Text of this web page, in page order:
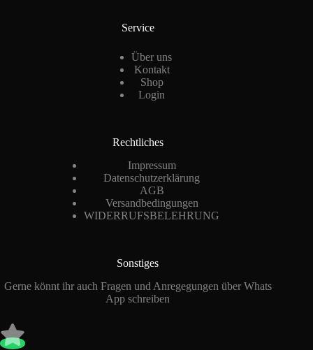
Service
Über uns
Kontakt
Shop
Login
Rechtliches
Impressum
Datenschutzerklärung
AGB
Versandbedingungen
WIDERRUFSBELEHRUNG
Sonstiges
Gerne könnt ihr auch Fragen und Anregegungen über Whats
App schreiben